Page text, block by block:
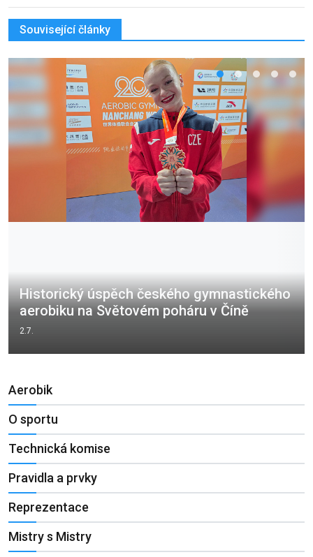
Související články
Historický úspěch českého gymnastického
aerobiku na Světovém poháru v Číně
2.7.
Aerobik
O sportu
Technická komise
Pravidla a prvky
Reprezentace
Mistry s Mistry